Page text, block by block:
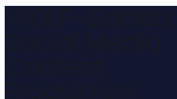
WOLF-Garten: